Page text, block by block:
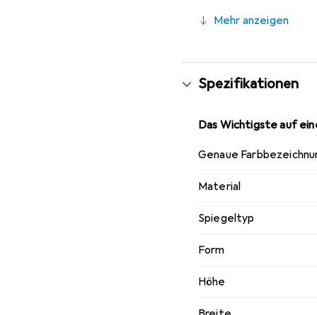
da der Spiegel
Mehr anzeigen
Spezifikationen
Das Wichtigste auf
Genaue
Material
Spiegeltyp
Form
Höhe